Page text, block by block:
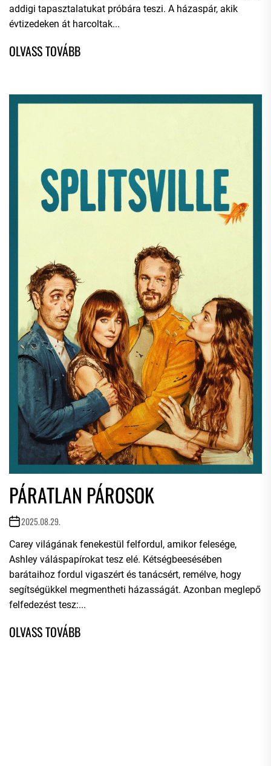
addigi tapasztalatukat próbára teszi. A házaspár, akik
évtizedeken át harcoltak...
PÁRATLAN PÁROSOK
2025.08.29.
Carey világának fenekestül felfordul, amikor felesége,
Ashley váláspapírokat tesz elé. Kétségbeesésében
barátaihoz fordul vigaszért és tanácsért, remélve, hogy
segítségükkel megmentheti házasságát. Azonban meglepő
felfedezést tesz:...